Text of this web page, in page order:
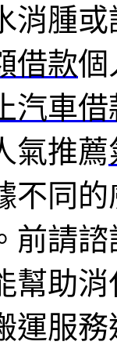
消腫
借款個
汽車借
氣推薦
不同的
前請
幫助
運服